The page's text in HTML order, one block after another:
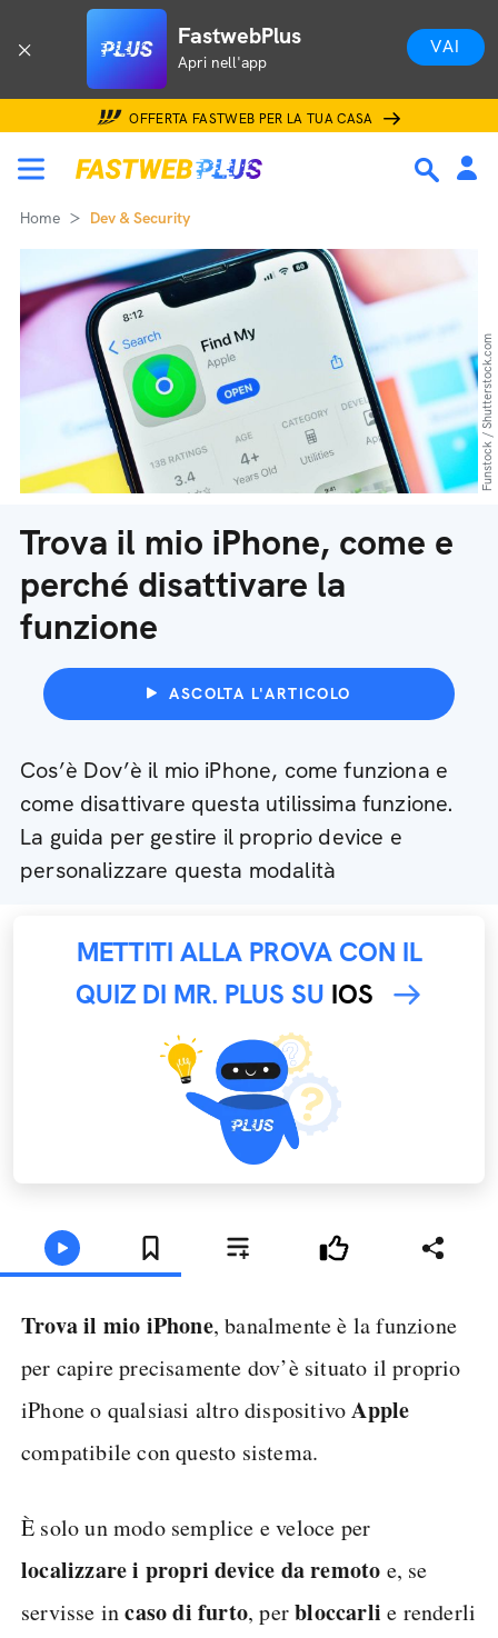
FastwebPlus
Apri nell'app
VAI
OFFERTA FASTWEB PER LA TUA CASA
Home Dev & Security
Trova il mio iPhone, come e
perché disattivare la
funzione
ASCOLTA L'ARTICOLO
Cos’è Dov’è il mio iPhone, come funziona e
come disattivare questa utilissima funzione.
La guida per gestire il proprio device e
personalizzare questa modalità
Funstock / Shutterstock.com
METTITI ALLA PROVA CON IL
QUIZ DI MR. PLUS SU IOS
Trova il mio iPhone, banalmente è la funzione
per capire precisamente dov’è situato il proprio
iPhone o qualsiasi altro dispositivoApple
compatibile con questo sistema.
È solo un modo semplice e veloce per
localizzare i propri device da remoto e, se
servisse incaso di furto, perbloccarli e renderli